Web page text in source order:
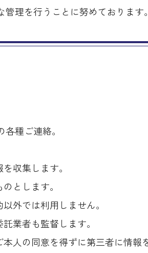
理を行うことに努めております。
種ご連絡。
収集します。
とします。
外では利用しません。
業者も監督します。
人の同意を得ずに第三者に情報